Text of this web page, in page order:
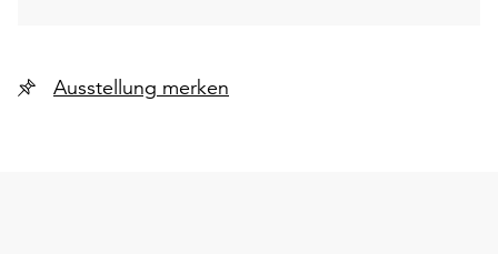
Ausstellung merken